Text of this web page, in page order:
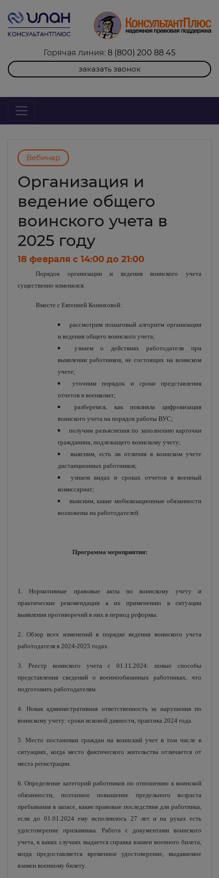
Горячая линия: 8 (800) 200 88 45
заказать звонок
Вебинар
Организация и
ведение общего
воинского учета в
2025 году
18 февраля c 14:00 до 21:00
Порядок организации и ведения воинского учета
существенно изменился.
Вместе с Евгенией Конюховой:
рассмотрим пошаговый алгоритм организации
и ведения общего воинского учета;
узнаем о действиях работодателя при
выявлении работников, не состоящих на воинском
учете;
уточним порядок и сроки представления
отчетов в военкомат;
разберемся, как повлияла цифровизация
воинского учета на порядок работы ВУС;
получим разъяснения по заполнению карточки
гражданина, подлежащего воинскому учету;
выясним, есть ли отличия в воинском учете
дистанционных работников;
узнаем видах и сроках отчетов в военный
комиссариат;
выясним, какие мобилизационные обязанности
возложены на работодателей.
Программа мероприятия:
1. Нормативные правовые акты по воинскому учету и
практические рекомендации к их применению в ситуации
выявления противоречий в них в период реформы.
2. Обзор всех изменений в порядке ведения воинского учета
работодателя в 2024-2025 годах.
3. Реестр воинского учета с 01.11.2024: новые способы
представления сведений о военнообязанных работниках, что
подготовить работодателям.
4. Новая административная ответственность за нарушения по
воинскому учету: сроки исковой давности, практика 2024 года.
5. Место постановки граждан на воинский учет в том числе в
ситуациях, когда место фактического жительства отличается от
места регистрации.
6. Определение категорий работников по отношению к воинской
обязанности, поэтапное повышение предельного возраста
пребывания в запасе, какие правовые последствия для работника,
если до 01.01.2024 ему исполнилось 27 лет и на руках есть
удостоверение призывника. Работа с документами воинского
учета, в каких случаях выдается справка взамен военного билета,
когда предоставляется временное удостоверение, выдаваемое
взамен военному билету.